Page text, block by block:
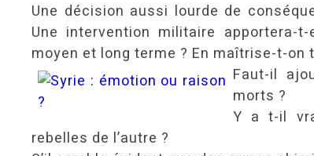
Une décision aussi lourde de
Une intervention militaire
moyen et long terme ? En maîtrise-t-
Faut-il
morts ?
Y a t-il
rebelles de l’autre ?